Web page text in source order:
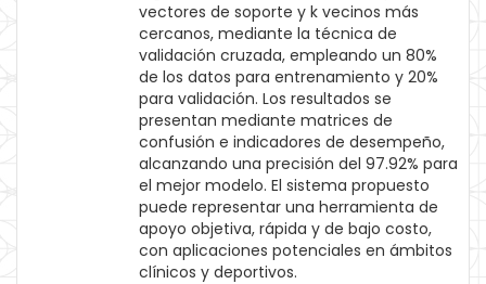
vectores de soporte y k vecinos más
cercanos, mediante la técnica de
validación cruzada, empleando un 80%
de los datos para entrenamiento y 20%
para validación. Los resultados se
presentan mediante matrices de
confusión e indicadores de desempeño,
alcanzando una precisión del 97.92% para
el mejor modelo. El sistema propuesto
puede representar una herramienta de
apoyo objetiva, rápida y de bajo costo,
con aplicaciones potenciales en ámbitos
clínicos y deportivos.